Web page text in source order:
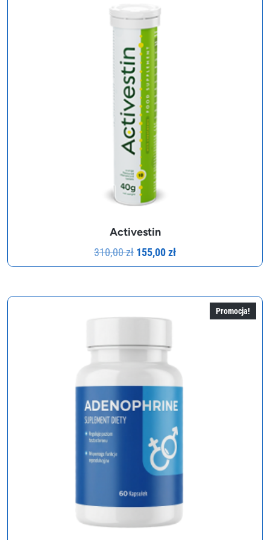
Activestin
310,00zł Pierwotna
cena
310,00 zł.
155,00złAktualna
cena
155,00 zł.
Promocja!